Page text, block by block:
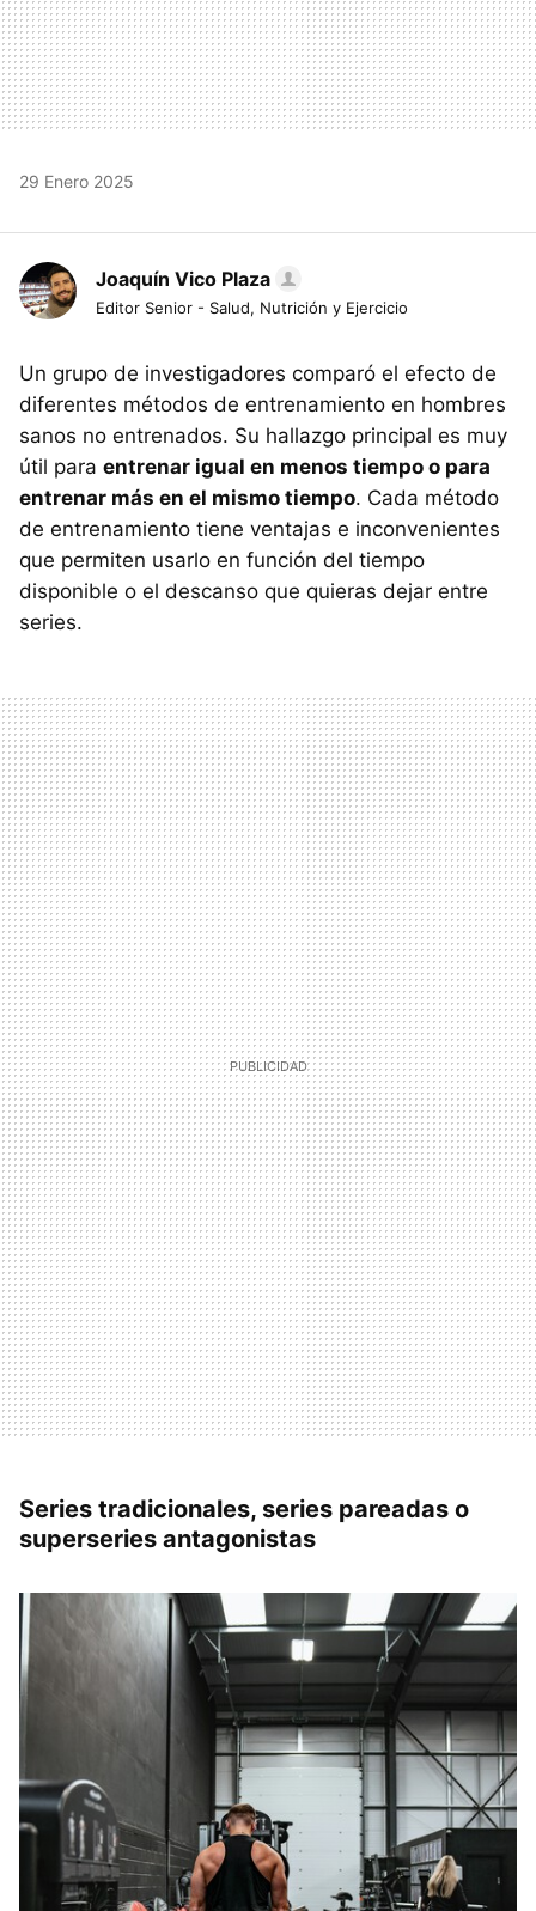
29 Enero 2025
Joaquín Vico Plaza
Editor Senior - Salud, Nutrición y Ejercicio
Un grupo de investigadores comparó el efecto de
diferentes métodos de entrenamiento en hombres
sanos no entrenados. Su hallazgo principal es muy
útil para entrenar igual en menos tiempo o para
entrenar más en el mismo tiempo. Cada método
de entrenamiento tiene ventajas e inconvenientes
que permiten usarlo en función del tiempo
disponible o el descanso que quieras dejar entre
series.
Series tradicionales, series pareadas o
superseries antagonistas